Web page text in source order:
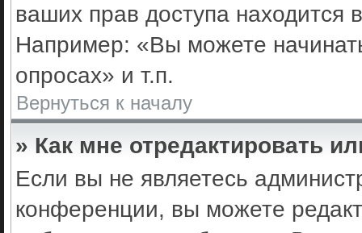
ваших прав доступа
Например: «Вы можете
опросах» и т.п.
Вернуться к началу
» Как мне отредактировать
Если вы не являетесь
конференции, вы можете